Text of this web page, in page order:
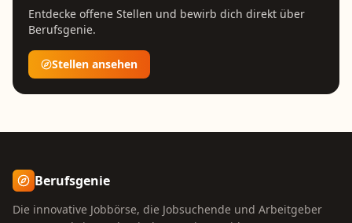
Entdecke offene Stellen und bewirb dich direkt über
Berufsgenie.
Stellen ansehen
Berufsgenie
Die innovative Jobbörse, die Jobsuchende und Arbeitgeber